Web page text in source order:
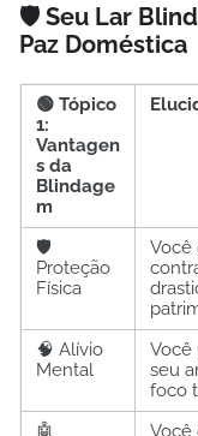
🛡️ Seu Lar
Paz Doméstica
🟢 Tópico
1:
Vantagen
s da
Blindage
m
🛡️
Proteção
Física
Você
🧠 Alívio
Mental
Você
seu
foco
🤖
Você